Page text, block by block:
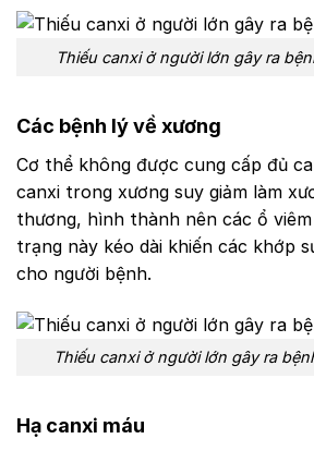
Thiếu canxi ở người lớn gây ra
Các bệnh lý về xương
Cơ thể không được cung cấp đủ
canxi trong xương suy giảm làm
thương, hình thành nên các ổ
trạng này kéo dài khiến các khớp
cho người bệnh.
Thiếu canxi ở người lớn gây ra
Hạ canxi máu